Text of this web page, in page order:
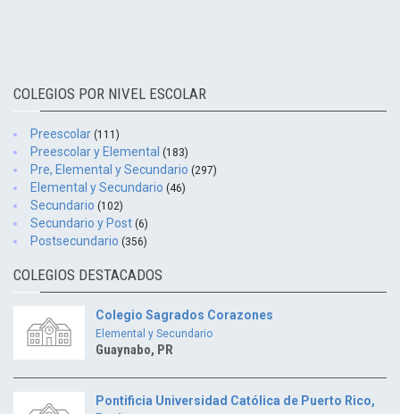
COLEGIOS POR NIVEL ESCOLAR
Preescolar (111)
Preescolar y Elemental (183)
Pre, Elemental y Secundario (297)
Elemental y Secundario (46)
Secundario (102)
Secundario y Post (6)
Postsecundario (356)
COLEGIOS DESTACADOS
Colegio Sagrados Corazones
Elemental y Secundario
Guaynabo, PR
Pontificia Universidad Católica de Puerto Rico,